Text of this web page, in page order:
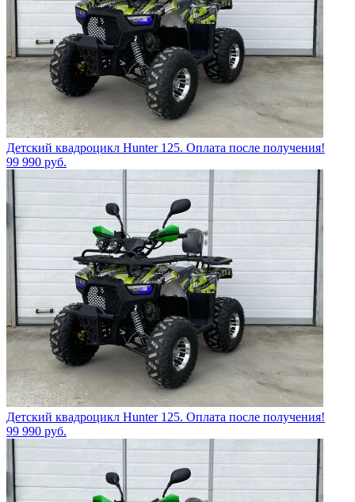
Детский квадроцикл Hunter 125. Оплата после получения!
99 990 руб.
Детский квадроцикл Hunter 125. Оплата после получения!
99 990 руб.